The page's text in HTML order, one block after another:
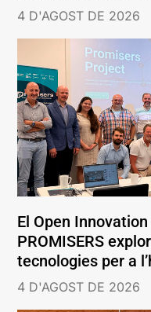
4 D'AGOST DE 2026
El Open
PROMISERS
tecnologies per a
4 D'AGOST DE 2026